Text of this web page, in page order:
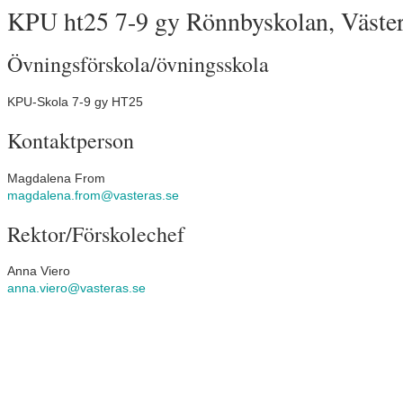
KPU ht25 7-9 gy Rönnbyskolan,
Övningsförskola/övningsskola
KPU-Skola 7-9 gy HT25
Kontaktperson
Magdalena From
magdalena.from@vasteras.se
Rektor/Förskolechef
Anna Viero
anna.viero@vasteras.se